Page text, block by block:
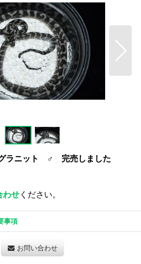
ラニット ♂ 完売しました
わせください。
事項
お問い合わせ